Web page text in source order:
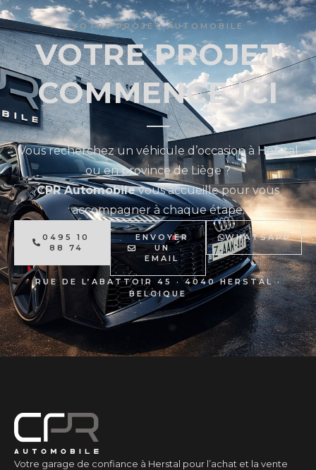
VOTRE PROJET AUTOMOBILE
VOTRE PROJET
COMMENCE ICI
Vous recherchez un véhicule d’occasion à Herstal
ou en province de Liège ?
CPR Automobilevous accueille pour vous
accompagner à chaque étape.
0495 10
88 74
ENVOYER
UN
EMAIL
WHATSAPP
RUE DE L’ABATTOIR 45 · 4040 HERSTAL ·
BELGIQUE
Votre garage de confiance à Herstal pour l’achat et la vente